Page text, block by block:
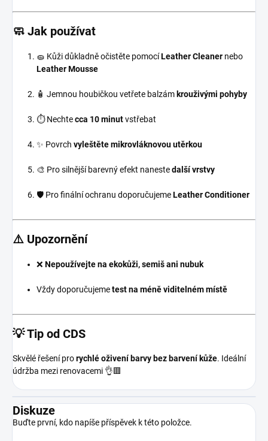
🧼 Jak používat
🧽 Kůži důkladně očistěte pomocíLeather Cleaner nebo
Leather Mousse
🧴 Jemnou houbičkou vetřete balzám krouživými pohyby
⏱️ Nechtecca 10 minutvstřebat
✨ Povrch vyleštěte mikrovláknovou utěrkou
🎨 Pro silnější barevný efekt nanestedalší vrstvy
🛡️ Pro finální ochranu doporučujemeLeather Conditioner
⚠️ Upozornění
❌ Nepoužívejte na ekokůži, semiš ani nubuk
Vždy doporučujemetest na méně viditelném místě
💡 Tip od CDS
Skvělé řešení prorychlé oživení barvy bez barvení kůže. Ideální
údržba mezi renovacemi 👌🟥
Diskuze
Buďte první, kdo napíše příspěvek k této položce.